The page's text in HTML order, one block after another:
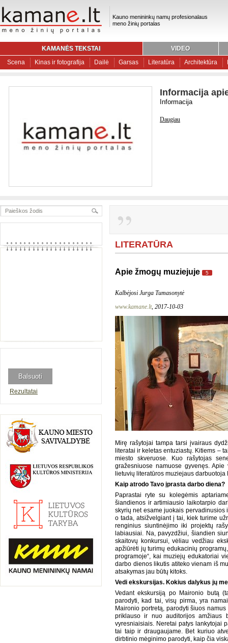
Kauno menininkų namų profesionalaus
meno žinių portalas
KAMANĖS TEKSTAI
VIDEO
Scena
Kinas ir fotografija Dailė Garsas Literatūra Architektūra
Informacija
Informacija
Daugiau
Rezultatai
LITERATŪRA
Apie žmogų muziejuje 5
Kalbėjosi Jurga Tumasonytė
www.kamane.lt, 2017-10-03
Mirę rašytojai tampa tarsi įvairaus
literatai ir keletas entuziastų. Kitiems –
miesto skveruose. Kuo rašytojas
gražesniuose namuose gyvenęs.
lietuvių literatūros muziejaus
Kaip atrodo Tavo įprasta darbo diena?
Paprastai ryte su kolegėmis
šiandienos ir artimiausio laikotarpio
skyrių net esame juokais pervadinusios
o tada, atsižvelgiant į tai, kiek turime
renginius siuntinėjimo iki projektų
labiausiai. Na, pavyzdžiui, šiandien
skaitovų konkursui, vėliau vedžiau
apžiūrėti jų turimų edukacinių
programoje“, kai muziejų edukatoriai
darbo dienos likutis atiteko vienam iš
atsakymas jau būtų kitoks.
Vedi ekskursijas. Kokius dalykus jų
Vedant ekskursiją po Maironio butą
parodyti, kad tai, visų pirma, yra
Maironio portretą, parodyti šiuos
priklauso ir nuo auditorijos amžiaus
vyresniaisiais. Neretai patys lankytojai
tai taip ir draugaujame. Bet kuriuo
dirbtinio mėginimo parodyti, kaip čia